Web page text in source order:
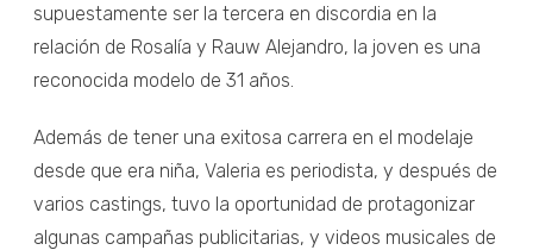
supuestamente ser la tercera en discordia en la
relación de Rosalía y Rauw Alejandro, la joven es una
reconocida modelo de 31 años.
Además de tener una exitosa carrera en el modelaje
desde que era niña, Valeria es periodista, y después de
varios castings, tuvo la oportunidad de protagonizar
algunas campañas publicitarias, y videos musicales de